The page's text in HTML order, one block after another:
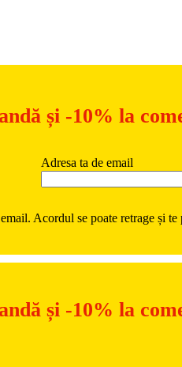
și -10% la
Adresa ta de email
Acordul se poate retrage și te
și -10% la